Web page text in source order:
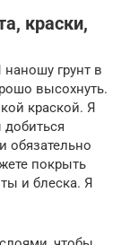
краски,
грунт в
высохнуть.
краской. Я
обязательно
покрыть
и блеска. Я